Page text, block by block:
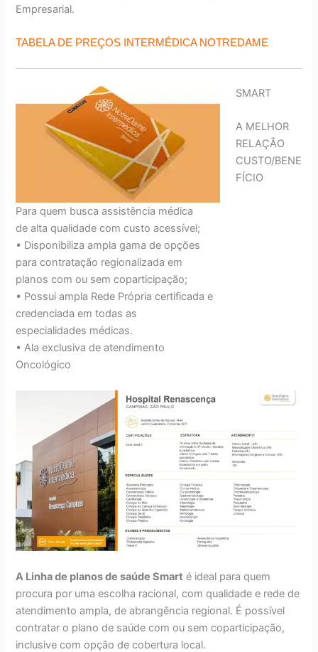
Empresarial.
TABELA DE PREÇOS INTERMÉDICA NOTREDAME
SMART
A MELHOR
RELAÇÃO
CUSTO/BENE
FÍCIO
Para quem busca assistência médica
de alta qualidade com custo acessível;
• Disponibiliza ampla gama de opções
para contratação regionalizada em
planos com ou sem coparticipação;
• Possui ampla Rede Própria certificada e
credenciada em todas as
especialidades médicas.
• Ala exclusiva de atendimento
Oncológico
A Linha de planos de saúde Smart é ideal para quem
procura por uma escolha racional, com qualidade e rede de
atendimento ampla, de abrangência regional. É possível
contratar o plano de saúde com ou sem coparticipação,
inclusive com opção de cobertura local.